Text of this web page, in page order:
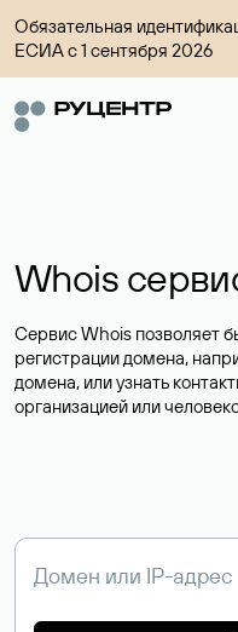
Обязательная
ЕСИА с 1 сентября 2026
Whois
Сервис Whois позволяет
регистрации домена,
домена, или узнать
организацией или